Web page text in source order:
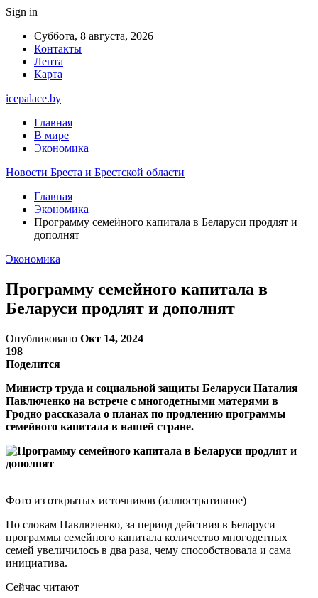
Sign in
Суббота, 8 августа, 2026
Контакты
Лента
Карта
icepalace.by
Главная
В мире
Экономика
Новости Бреста и Брестской области
Главная
Экономика
Программу семейного капитала в Беларуси продлят и
дополнят
Экономика
Программу семейного капитала в
Беларуси продлят и дополнят
Опубликовано Окт 14, 2024
198
Поделится
Министр труда и социальной защиты Беларуси Наталия
Павлюченко на встрече с многодетными матерями в
Гродно рассказала о планах по продлению программы
семейного капитала в нашей стране.
Фото из открытых источников (иллюстративное)
По словам Павлюченко, за период действия в Беларуси
программы семейного капитала количество многодетных
семей увеличилось в два раза, чему способствовала и сама
инициатива.
Сейчас читают